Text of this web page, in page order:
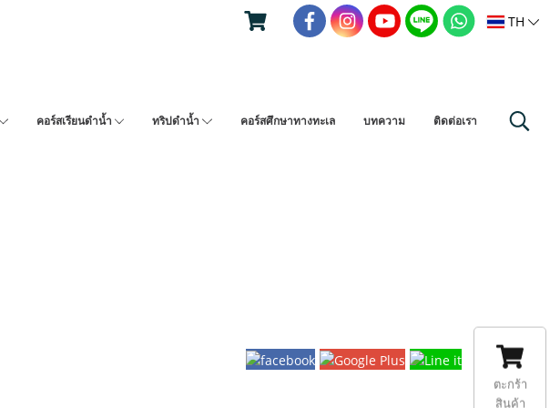
TH
คอร์สเรียนดำน้ำ ทริปดำน้ำ คอร์สศึกษาทางทะเล บทความ ติดต่อเรา
ตะกร้า
สินค้า